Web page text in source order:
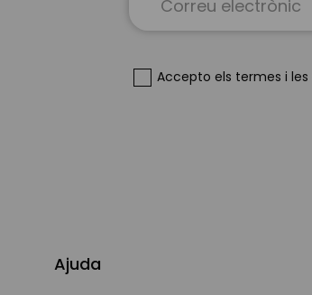
Up
Accepto els termes i
Ajuda